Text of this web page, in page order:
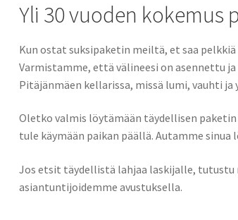
Yli 30 vuoden kokemus
Kun ostat suksipaketin meiltä, et saa
Varmistamme, että välineesi on asennettu
Pitäjänmäen kellarissa, missä lumi, vauhti ja
Oletko valmis löytämään täydellisen
tule käymään paikan päällä. Autamme
Jos etsit täydellistä lahjaa laskijalle, tutustu
asiantuntijoidemme avustuksella.